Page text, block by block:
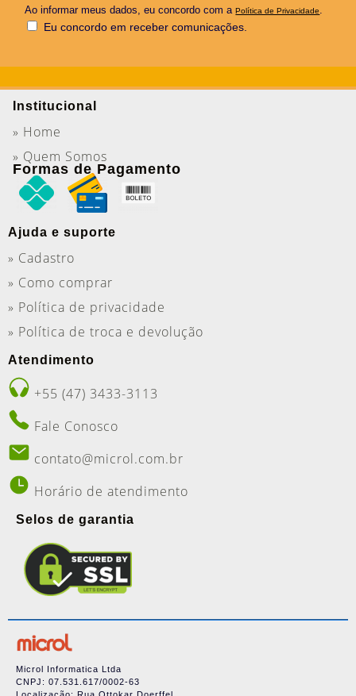
Ao informar meus dados, eu concordo com aPolítica de Privacidade
Eu concordo em receber comunicações.
Institucional
» Home
» Quem Somos
Formas de Pagamento
Ajuda e suporte
» Cadastro
» Como comprar
» Política de privacidade
» Política de troca e devolução
Atendimento
+55 (47) 3433-3113
Fale Conosco
contato@microl.com.br
Horário de atendimento
Selos de garantia
Microl Informatica Ltda
CNPJ: 07.531.617/0002-63